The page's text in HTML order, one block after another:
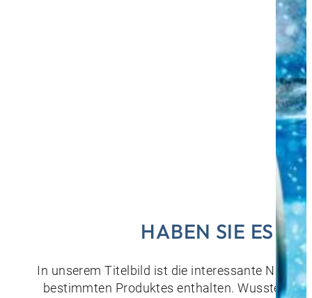
HABEN SIE ES
In unserem Titelbild ist die interessante
bestimmten Produktes enthalten. Wussten